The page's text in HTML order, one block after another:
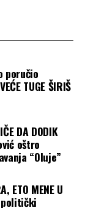
da će
Pustiću
potrošio
da će biti
pod
hoće, ali iz
i moje
poručio
TUGE ŠIRIŠ
DA DODIK
oštro
“Oluje”
ETO MENE U
politički